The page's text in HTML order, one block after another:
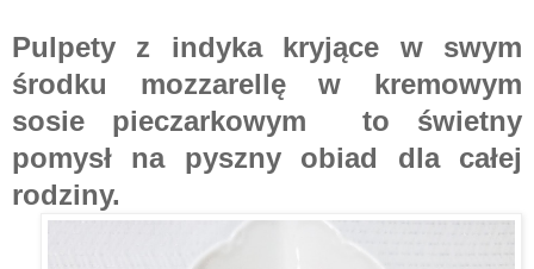
Pulpety z indyka kryjące w swym
środku mozzarellę w kremowym
sosie pieczarkowym to świetny
pomysł na pyszny obiad dla całej
rodziny.